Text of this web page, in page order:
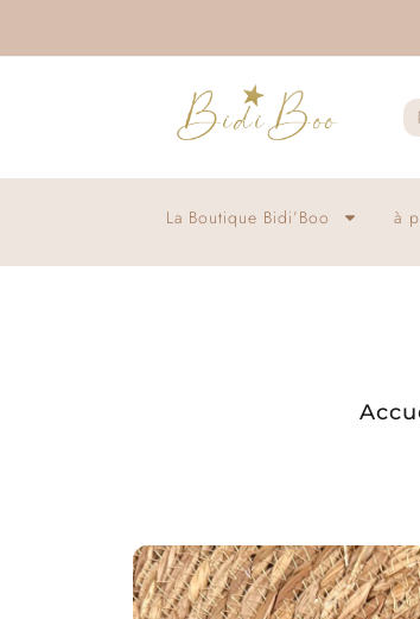
La Boutique Bidi’Boo à